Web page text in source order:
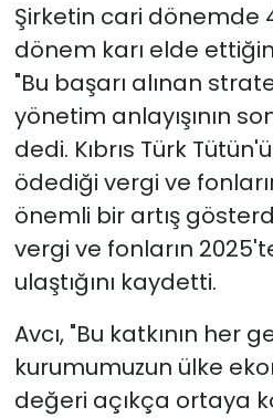
Şirketin cari dönemde
dönem karı elde
"Bu başarı alınan
yönetim anlayışının
dedi. Kıbrıs Türk
ödediği vergi ve
önemli bir artış
vergi ve fonların
ulaştığını kaydetti.
Avcı, "Bu katkının her
kurumumuzun ülke
değeri açıkça ortaya